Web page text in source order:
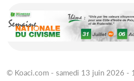
© Koaci.com - samedi 13 juin 2026 -